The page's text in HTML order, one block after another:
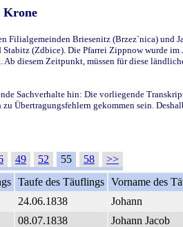
Krone
Briesenitz (Brzez`nica) und
(Zdbice). Die Pfarrei Zippnow wurde
diesem Zeitpunkt, müssen für diese
Sachverhalte hin: Die vorliegende
Übertragungsfehlern gekommen sein.
49 52 55 58
>>
Taufe des Täuflings Vorname des
24.06.1838 Johann
08.07.1838 Johann Jacob